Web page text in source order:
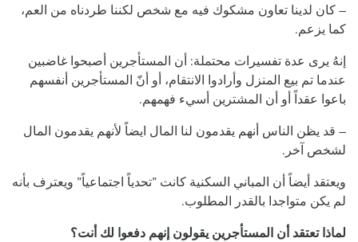
– كان لدينا تعاون مشكوك فيه مع شخص لكننا طردناه من العم،
كما يزعم.
إنهُ يرى عدة تفسيرات محتملة: أن المستأجرين أصبحوا غاضبين
عندما تم بيع المنزل وأرادوا الانتقام، أو أنّ المستأجرين أنفسهم
باعوا عقداً أو أن المشترين أسيء فهمهم.
– قد يظن الناس أنهم يقدمون لنا المال ايضاً لأنهم يقدمون المال
لشخص آخر.
ويعتقد أيضاً أن المباني السكنية كانت ”تحدياً اجتماعياً” ويعترف بأنه
لم يكن متواجدا بالقدر المطلوب.
لماذا تعتقد أن المستأجرين يقولون إنهم دفعوا لك أنت؟